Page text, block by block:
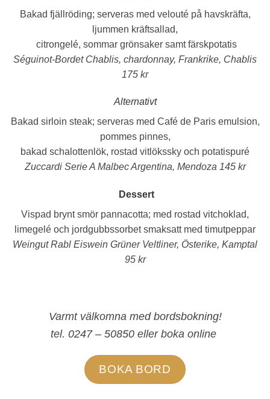
Bakad fjällröding; serveras med velouté på havskräfta,
ljummen kräftsallad,
citrongelé, sommar grönsaker samt färskpotatis
Séguinot-Bordet Chablis, chardonnay, Frankrike, Chablis
175 kr
Alternativt
Bakad sirloin steak; serveras med Café de Paris emulsion,
pommes pinnes,
bakad schalottenlök, rostad vitlökssky och potatispuré
Zuccardi Serie A Malbec Argentina, Mendoza 145 kr
Dessert
Vispad brynt smör pannacotta; med rostad vitchoklad,
limegelé och jordgubbssorbet smaksatt med timutpeppar
Weingut Rabl Eiswein Grüner Veltliner, Österike, Kamptal
95 kr
Varmt välkomna med bordsbokning!
tel. 0247 – 50850 eller boka online
BOKA BORD